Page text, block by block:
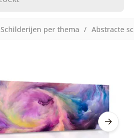
Schilderijen per thema Abstracte